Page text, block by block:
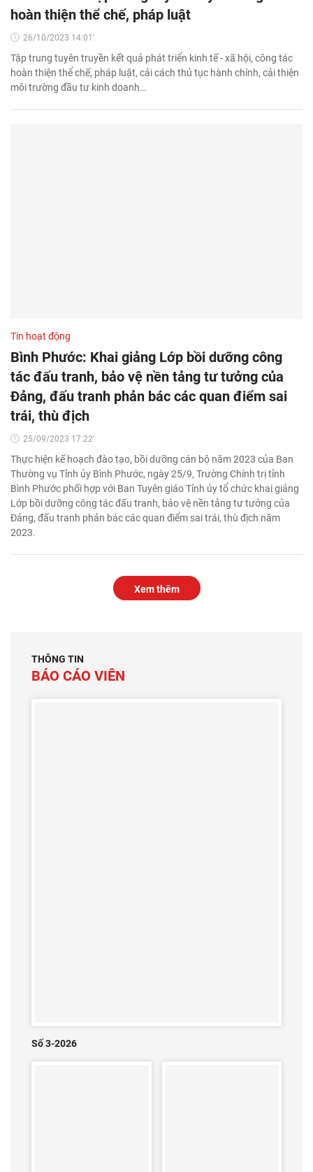
hoàn thiện thể chế, pháp luật
26/10/2023 14:01'
Tập trung tuyên truyền kết quả phát triển kinh tế - xã hội, công tác
hoàn thiện thể chế, pháp luật, cải cách thủ tục hành chính, cải thiện
môi trường đầu tư kinh doanh…
Tin hoạt động
Bình Phước: Khai giảng Lớp bồi dưỡng công
tác đấu tranh, bảo vệ nền tảng tư tưởng của
Đảng, đấu tranh phản bác các quan điểm sai
trái, thù địch
25/09/2023 17:22'
Thực hiện kế hoạch đào tạo, bồi dưỡng cán bộ năm 2023 của Ban
Thường vụ Tỉnh ủy Bình Phước, ngày 25/9, Trường Chính trị tỉnh
Bình Phước phối hợp với Ban Tuyên giáo Tỉnh ủy tổ chức khai giảng
Lớp bồi dưỡng công tác đấu tranh, bảo vệ nền tảng tư tưởng của
Đảng, đấu tranh phản bác các quan điểm sai trái, thù địch năm
2023.
Xem thêm
THÔNG TIN
BÁO CÁO VIÊN
Số 3-2026